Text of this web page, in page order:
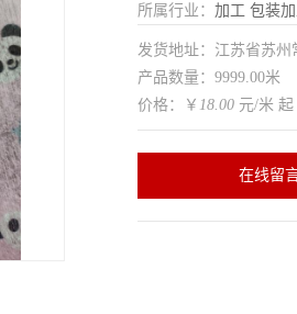
所属行业： 加工 包装
发货地址：江苏省苏州
产品数量：9999.00米
价格：￥ 18.00 元/米 起
在线留